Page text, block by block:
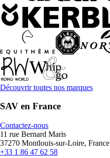
Découvrir toutes nos marques
SAV en France
Contactez-nous
11 rue Bernard Maris
37270 Montlouis-sur-Loire, France
+33 1 86 47 62 58